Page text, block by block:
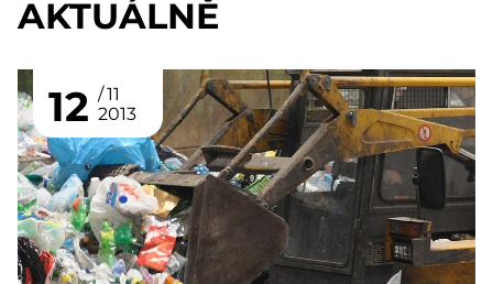
AKTUÁLNĚ
12
11
2013